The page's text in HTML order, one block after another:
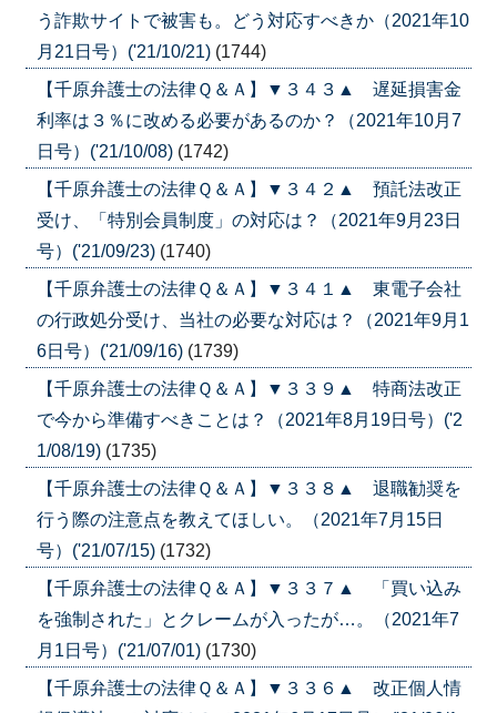
う詐欺サイトで被害も。どう対応すべきか（2021年10
月21日号）('21/10/21) (1744)
【千原弁護士の法律Ｑ＆Ａ】▼３４３▲ 遅延損害金
利率は３％に改める必要があるのか？（2021年10月7
日号）('21/10/08) (1742)
【千原弁護士の法律Ｑ＆Ａ】▼３４２▲ 預託法改正
受け、「特別会員制度」の対応は？（2021年9月23日
号）('21/09/23) (1740)
【千原弁護士の法律Ｑ＆Ａ】▼３４１▲ 東電子会社
の行政処分受け、当社の必要な対応は？（2021年9月1
6日号）('21/09/16) (1739)
【千原弁護士の法律Ｑ＆Ａ】▼３３９▲ 特商法改正
で今から準備すべきことは？（2021年8月19日号）('2
1/08/19) (1735)
【千原弁護士の法律Ｑ＆Ａ】▼３３８▲ 退職勧奨を
行う際の注意点を教えてほしい。（2021年7月15日
号）('21/07/15) (1732)
【千原弁護士の法律Ｑ＆Ａ】▼３３７▲ 「買い込み
を強制された」とクレームが入ったが…。（2021年7
月1日号）('21/07/01) (1730)
【千原弁護士の法律Ｑ＆Ａ】▼３３６▲ 改正個人情